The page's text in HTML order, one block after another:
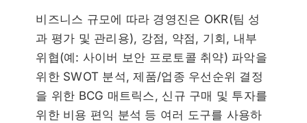
비즈니스 규모에 따라 경영진은 OKR(팀 성
과 평가 및 관리용), 강점, 약점, 기회, 내부
위협(예: 사이버 보안 프로토콜 취약) 파악을
위한 SWOT 분석, 제품/업종 우선순위 결정
을 위한 BCG 매트릭스, 신규 구매 및 투자를
위한 비용 편익 분석 등 여러 도구를 사용하